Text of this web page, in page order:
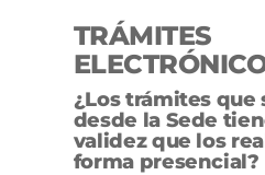
TRÁMITES
¿Los trámites que
desde la Sede
validez que los
forma presencial?